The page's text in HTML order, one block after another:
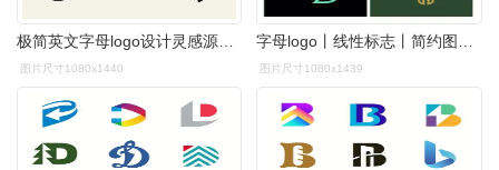
图片尺寸1080x1440 图片尺寸1080x1439